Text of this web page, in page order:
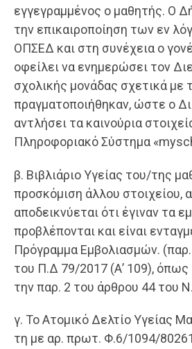
εγγεγραμμένος ο μαθητής. Ο
την επικαιροποίηση των εν
ΟΠΣΕΔ και στη συνέχεια ο
οφείλει να ενημερώσει τον
σχολικής μονάδας σχετικά με
πραγματοποιήθηκαν, ώστε ο
αντλήσει τα καινούρια
Πληροφοριακό Σύστημα
β. Βιβλιάριο Υγείας του/της
προσκόμιση άλλου στοιχείου,
αποδεικνύεται ότι έγιναν τα
προβλέπονται και είναι
Πρόγραμμα Εμβολιασμών.
του Π.Δ 79/2017 (Α’ 109), όπως
την παρ. 2 του άρθρου 44 του
γ. Το Ατομικό Δελτίο Υγείας
τη με αρ. πρωτ. Φ.6/1094/